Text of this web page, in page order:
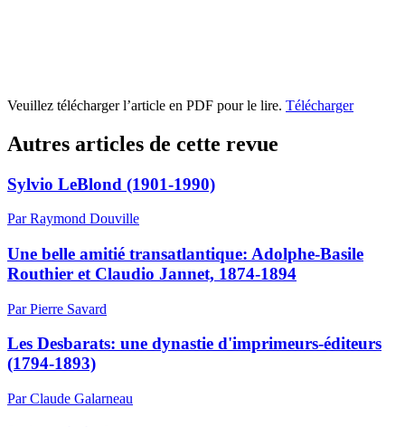
Veuillez télécharger l’article en PDF pour le lire. Télécharger
Autres articles de cette revue
Sylvio LeBlond (1901-1990)
Par Raymond Douville
Une belle amitié transatlantique: Adolphe-Basile
Routhier et Claudio Jannet, 1874-1894
Par Pierre Savard
Les Desbarats: une dynastie d'imprimeurs-éditeurs
(1794-1893)
Par Claude Galarneau